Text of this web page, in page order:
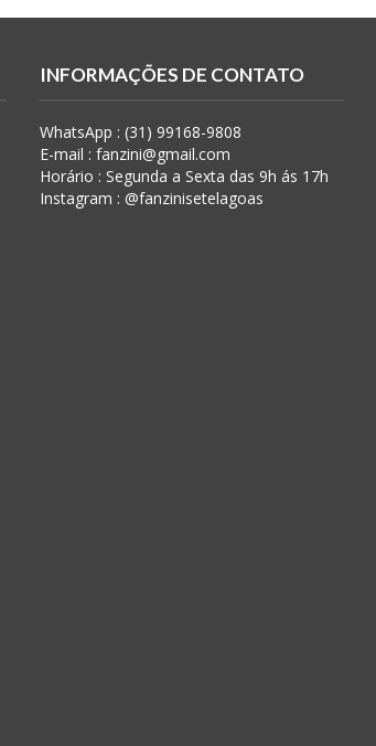
INFORMAÇÕES DE CONTATO
WhatsApp : (31) 99168-9808
E-mail : fanzini@gmail.com
Horário : Segunda a Sexta das 9h ás 17h
Instagram : @fanzinisetelagoas